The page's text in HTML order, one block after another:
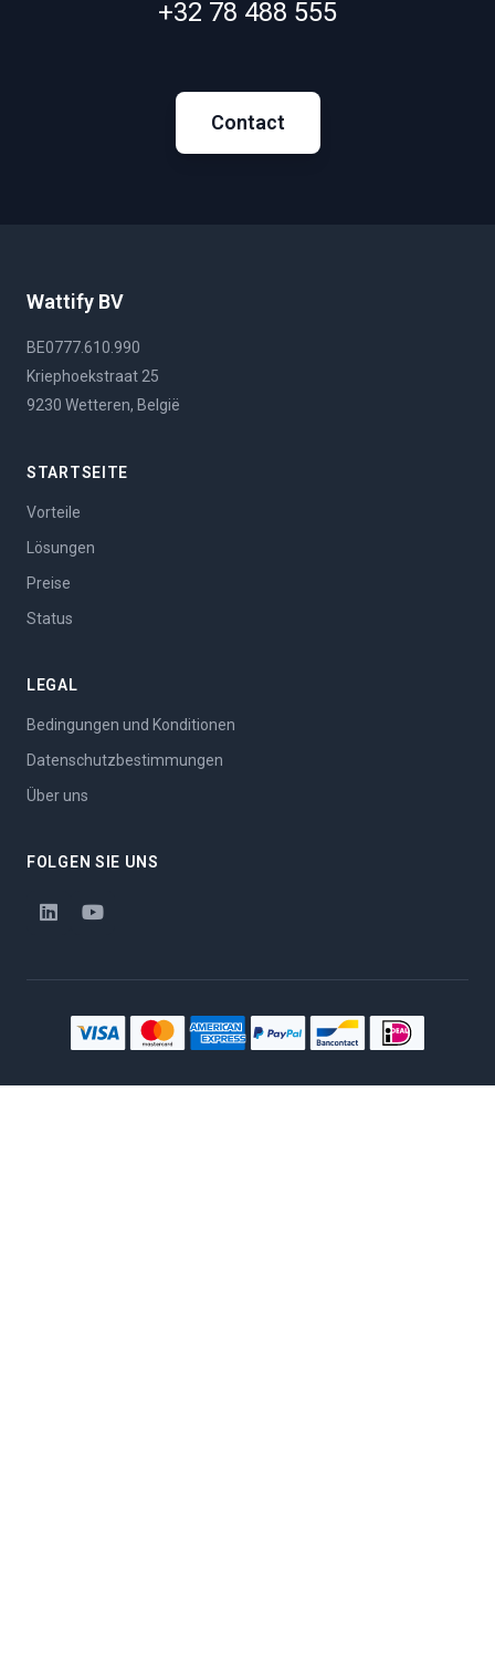
+32 78 488 555
Contact
Wattify BV
BE0777.610.990
Kriephoekstraat 25
9230 Wetteren, België
STARTSEITE
Vorteile
Lösungen
Preise
Status
LEGAL
Bedingungen und Konditionen
Datenschutzbestimmungen
Über uns
FOLGEN SIE UNS